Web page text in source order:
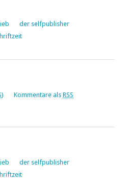
der selfpublisher
) Kommentare als RSS
der selfpublisher